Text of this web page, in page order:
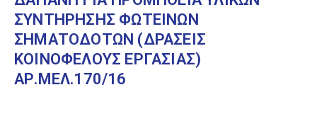
ΣΥΝΤΗΡΗΣΗΣ ΦΩΤΕΙΝΩΝ
ΣΗΜΑΤΟΔΟΤΩΝ (ΔΡΑΣΕΙΣ
ΚΟΙΝΟΦΕΛΟΥΣ ΕΡΓΑΣΙΑΣ)
ΑΡ.ΜΕΛ.170/16